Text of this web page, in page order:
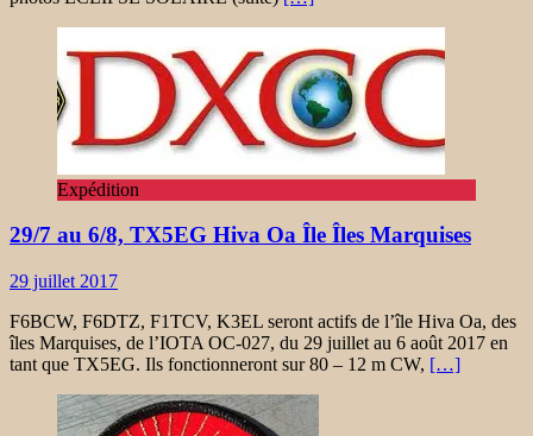
Expédition
29/7 au 6/8, TX5EG Hiva Oa Île Îles Marquises
29 juillet 2017
F6BCW, F6DTZ, F1TCV, K3EL seront actifs de l’île Hiva Oa, des
îles Marquises, de l’IOTA OC-027, du 29 juillet au 6 août 2017 en
tant que TX5EG. Ils fonctionneront sur 80 – 12 m CW, […]